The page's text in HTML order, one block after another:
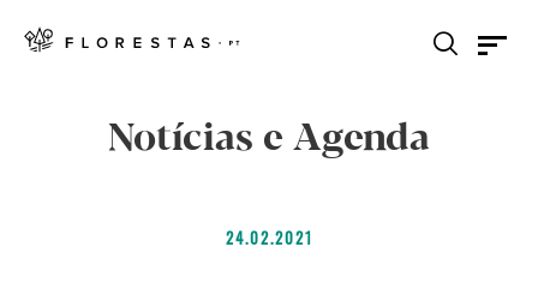
Notícias e Agenda
24.02.2021